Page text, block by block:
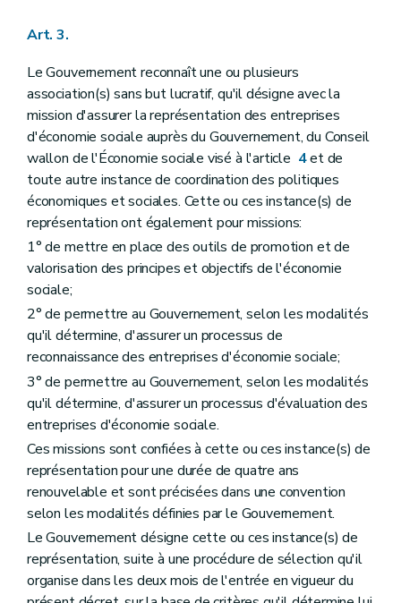
Art. 3.
Le Gouvernement reconnaît une ou plusieurs
association(s) sans but lucratif, qu'il désigne avec la
mission d'assurer la représentation des entreprises
d'économie sociale auprès du Gouvernement, du Conseil
wallon de l'Économie sociale visé à l'article 4et de
toute autre instance de coordination des politiques
économiques et sociales. Cette ou ces instance(s) de
représentation ont également pour missions:
1° de mettre en place des outils de promotion et de
valorisation des principes et objectifs de l'économie
sociale;
2° de permettre au Gouvernement, selon les modalités
qu'il détermine, d'assurer un processus de
reconnaissance des entreprises d'économie sociale;
3° de permettre au Gouvernement, selon les modalités
qu'il détermine, d'assurer un processus d'évaluation des
entreprises d'économie sociale.
Ces missions sont confiées à cette ou ces instance(s) de
représentation pour une durée de quatre ans
renouvelable et sont précisées dans une convention
selon les modalités définies par le Gouvernement.
Le Gouvernement désigne cette ou ces instance(s) de
représentation, suite à une procédure de sélection qu'il
organise dans les deux mois de l'entrée en vigueur du